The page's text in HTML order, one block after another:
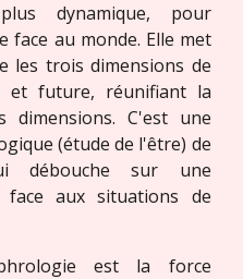
dynamique, pour
au monde. Elle met
les trois dimensions de
et future, réunifiant la
dimensions. C'est une
(étude de l'être) de
débouche sur une
face aux situations de
est la force